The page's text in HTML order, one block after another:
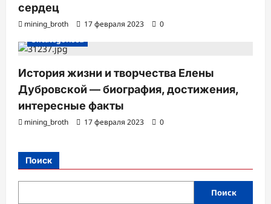
сердец
mining_broth 17 февраля 2023
0
Uncategorised
История жизни и творчества Елены
Дубровской — биография, достижения,
интересные факты
mining_broth 17 февраля 2023 0
Поиск
Поиск